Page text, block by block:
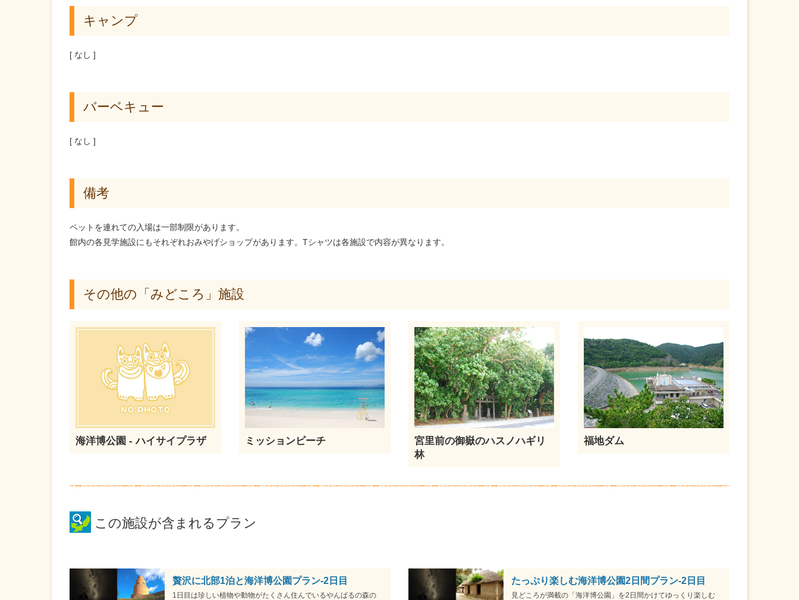
キャンプ
[ なし ]
バーベキュー
[ なし ]
備考
ペットを連れての入場は一部制限があります。
館内の各見学施設にもそれぞれおみやげショップがあります。Tシャツは各施設で内容が異なります。
その他の「みどころ」施設
海洋博公園 - ハイサイプラザ ミッションビーチ
宮里前の御嶽のハスノハギリ
林
福地ダム
この施設が含まれるプラン
贅沢に北部1泊と海洋博公園プラン-2日目
1日目は珍しい植物や動物がたくさん住んでいるやんばるの森の
たっぷり楽しむ海洋博公園2日間プラン-2日目
見どころが満載の「海洋博公園」を2日間かけてゆっくり楽しむ